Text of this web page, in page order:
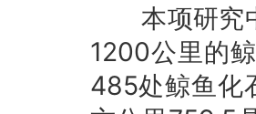
本项研究中
1200公里的
485处鲸鱼化